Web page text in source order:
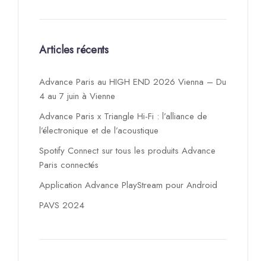
Articles récents
Advance Paris au HIGH END 2026 Vienna – Du
4 au 7 juin à Vienne
Advance Paris x Triangle Hi-Fi : l’alliance de
l’électronique et de l’acoustique
Spotify Connect sur tous les produits Advance
Paris connectés
Application Advance PlayStream pour Android
PAVS 2024